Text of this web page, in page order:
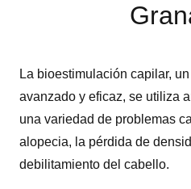
La bioestimulación capilar,
avanzado y eficaz, se utiliza
una variedad de problemas
alopecia, la pérdida de
debilitamiento del cabello.